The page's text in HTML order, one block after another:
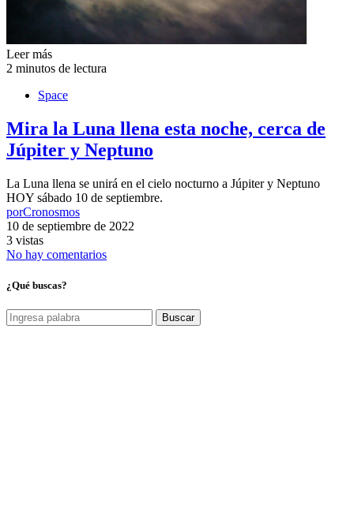
Leer más
2 minutos de lectura
Space
Mira la Luna llena esta noche, cerca de
Júpiter y Neptuno
La Luna llena se unirá en el cielo nocturno a Júpiter y Neptuno
HOY sábado 10 de septiembre.
porCronosmos
10 de septiembre de 2022
3 vistas
No hay comentarios
¿Qué buscas?
Buscar